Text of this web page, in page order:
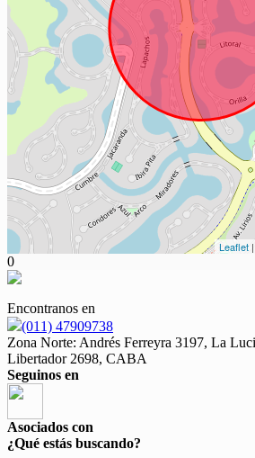
Leaflet
0
Encontranos en
(011) 47909738
Zona Norte: Andrés Ferreyra 3197, La
Libertador 2698, CABA
Seguinos en
Asociados con
¿Qué estás buscando?